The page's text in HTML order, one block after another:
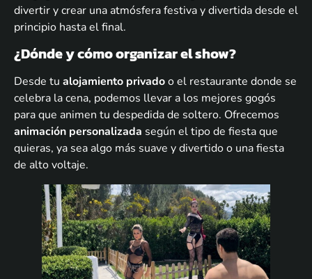
divertir y crear una atmósfera festiva y divertida desde el
principio hasta el final.
¿Dónde y cómo organizar el show?
Desde tu alojamiento privadoo el restaurante donde se
celebra la cena, podemos llevar a los mejores gogós
para que animen tu despedida de soltero. Ofrecemos
animación personalizada según el tipo de fiesta que
quieras, ya sea algo más suave y divertido o una fiesta
de alto voltaje.